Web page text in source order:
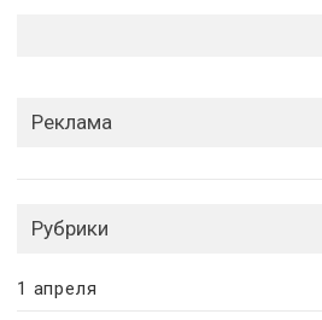
Реклама
Рубрики
1 апреля